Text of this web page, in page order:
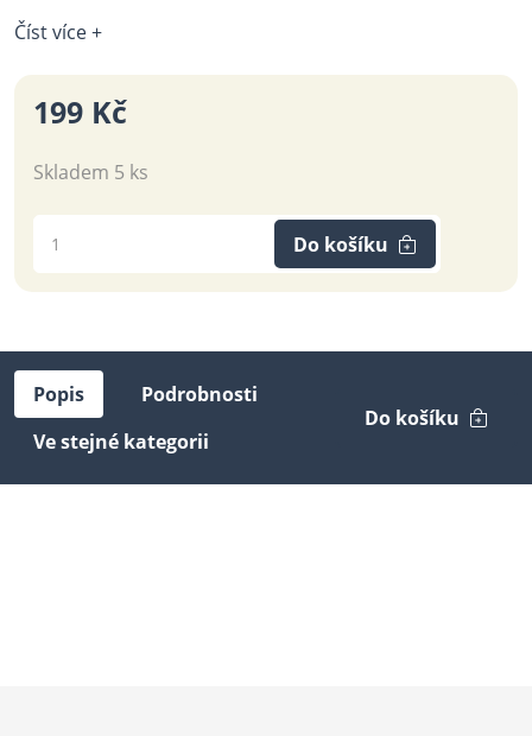
Číst více +
199 Kč
Skladem 5 ks
Do košíku
Popis
Podrobnosti
Ve stejné kategorii
Do košíku